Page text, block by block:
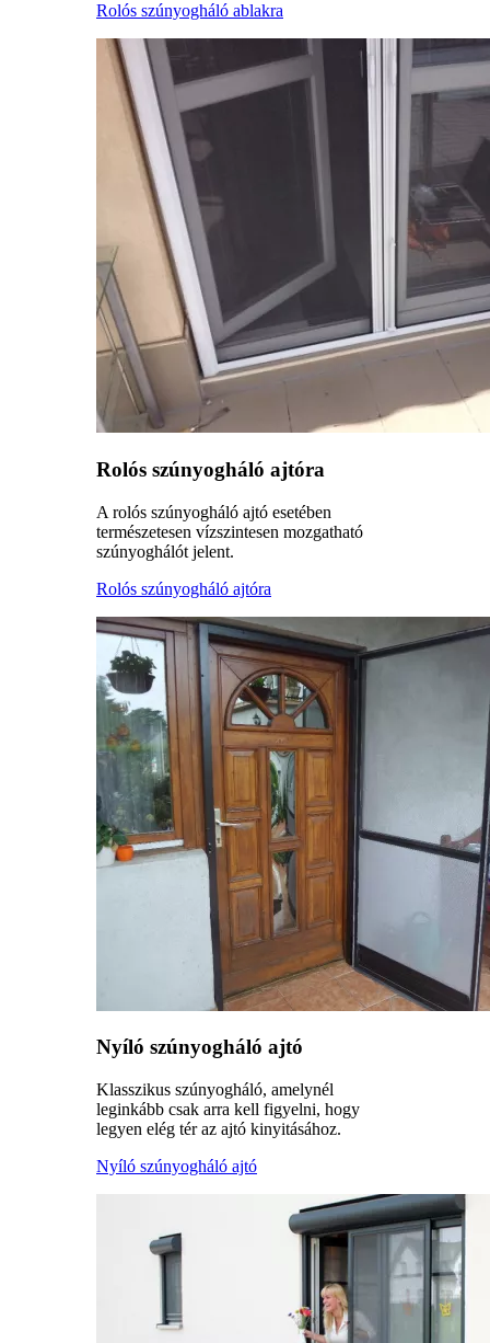
Rolós szúnyogháló ablakra
Rolós szúnyogháló ajtóra
A rolós szúnyogháló ajtó esetében
természetesen vízszintesen mozgatható
szúnyoghálót jelent.
Rolós szúnyogháló ajtóra
Nyíló szúnyogháló ajtó
Klasszikus szúnyogháló, amelynél
leginkább csak arra kell figyelni, hogy
legyen elég tér az ajtó kinyitásához.
Nyíló szúnyogháló ajtó